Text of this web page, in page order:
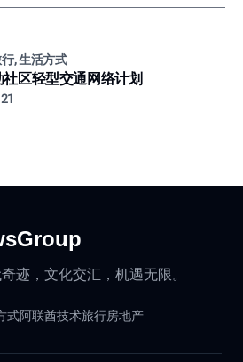
, 生活方式
区轻型交通网络计划
迹，文化交汇，机遇无限。
式阿联酋技术旅行房地产